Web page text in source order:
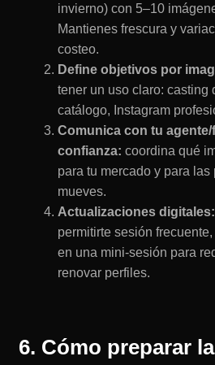
invierno) con 5–10
Mantienes frescura y
costeo.
Define objetivos por
tener un uso claro: casting
catálogo, Instagram
Comunica con tu
confianza: coordina qué
para tu mercado y para
mueves.
Actualizaciones digitales:
permitirte sesión
en una mini-sesión para
renovar perfiles.
6. Cómo preparar